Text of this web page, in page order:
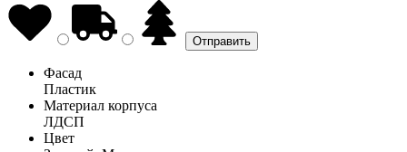
Фасад
Пластик
Материал корпуса
ЛДСП
Цвет